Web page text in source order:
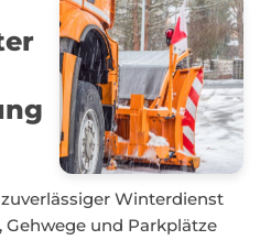
Winterdienst
Gehwege und Parkplätze